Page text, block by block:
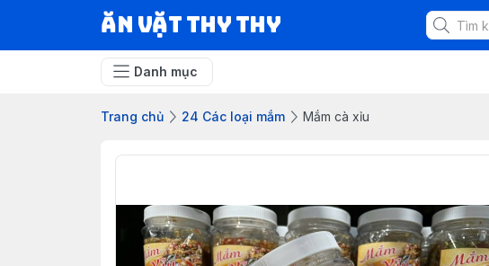
Ăn vặt Thy Thy
Danh mục
Trang chủ 24 Các loại mắm Mắm cà xỉu